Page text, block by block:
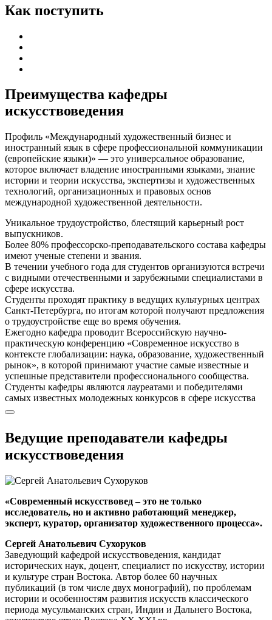
Как поступить
Преимущества кафедры
искусствоведения
Профиль «Международный художественный бизнес и
иностранный язык в сфере профессиональной коммуникации
(европейские языки)» — это универсальное образование,
которое включает владение иностранными языками, знание
истории и теории искусства, экспертизы и художественных
технологий, организационных и правовых основ
международной художественной деятельности.
Уникальное трудоустройство, блестящий карьерный рост
выпускников.
Более 80% профессорско-преподавательcкого состава кафедры
имеют ученые степени и звания.
В течении учебного года для студентов организуются встречи
с видными отечественными и зарубежными специалистами в
сфере искусства.
Студенты проходят практику в ведущих культурных центрах
Санкт-Петербурга, по итогам которой получают предложения
о трудоустройстве еще во время обучения.
Ежегодно кафедра проводит Всероссийскую научно-
практическую конференцию «Современное искусство в
контексте глобализации: наука, образование, художественный
рынок», в которой принимают участие самые известные и
успешные представители профессионального сообщества.
Студенты кафедры являются лауреатами и победителями
самых известных молодежных конкурсов в сфере искусства
Ведущие преподаватели кафедры
искусствоведения
«Современный искусствовед – это не только
исследователь, но и активно работающий менеджер,
эксперт, куратор, организатор художественного процесса».
Сергей Анатольевич Сухоруков
Заведующий кафедрой искусствоведения, кандидат
исторических наук, доцент, специалист по искусству, истории
и культуре стран Востока. Автор более 60 научных
публикаций (в том числе двух монографий), по проблемам
истории и особенностям развития искусств классического
периода мусульманских стран, Индии и Дальнего Востока,